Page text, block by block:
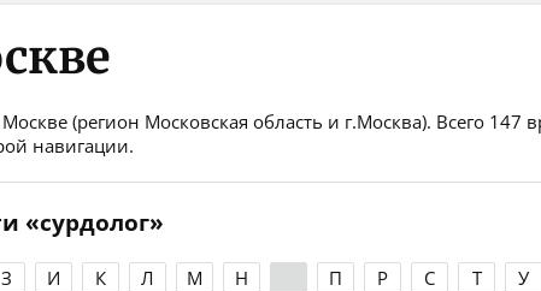
(регион Московская область и г.Москва). Всего
навигации.
«сурдолог»
З И К Л М Н П Р С Т У